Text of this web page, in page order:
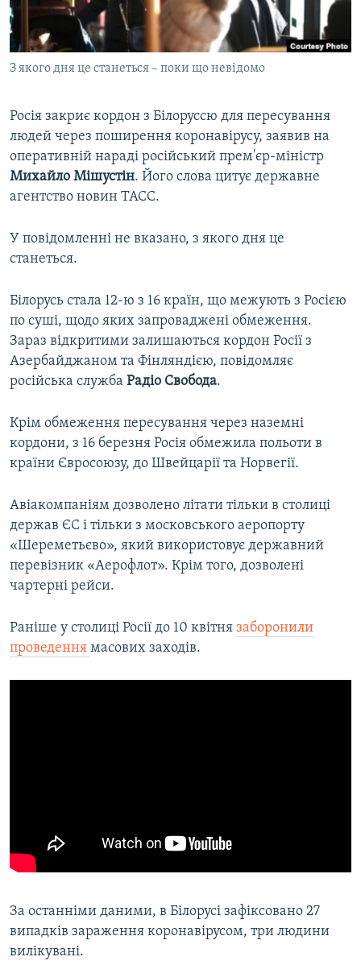
ВІДЕОУРОКИ «ELIFBE»
СВІДЧЕННЯ ОКУПАЦІЇ
УКРАЇНСЬКА ПРОБЛЕМА КРИМУ
Русский
Qırımtatar
Усі сайти RFE/RL
З якого дня це станеться – поки що невідомо
Росія закриє кордон з Білоруссю для пересування
людей через поширення коронавірусу, заявив на
оперативній нараді російський прем'єр-міністр
Михайло Мішустін. Його слова цитує державне
агентство новин ТАСС.
У повідомленні не вказано, з якого дня це
станеться.
Білорусь стала 12-ю з 16 країн, що межують з Росією
по суші, щодо яких запроваджені обмеження.
Зараз відкритими залишаються кордон Росії з
Азербайджаном та Фінляндією, повідомляє
російська служба Радіо Свобода.
Крім обмеження пересування через наземні
кордони, з 16 березня Росія обмежила польоти в
країни Євросоюзу, до Швейцарії та Норвегії.
Авіакомпаніям дозволено літати тільки в столиці
держав ЄС і тільки з московського аеропорту
«Шереметьєво», який використовує державний
перевізник «Аерофлот». Крім того, дозволені
чартерні рейси.
Раніше у столиці Росії до 10 квітня заборонили
проведення масових заходів.
За останніми даними, в Білорусі зафіксовано 27
випадків зараження коронавірусом, три людини
вилікувані.